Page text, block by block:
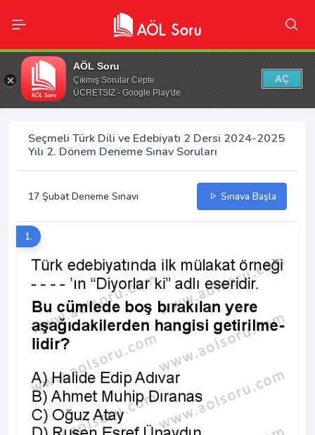
AÖL Soru
Çıkmış Sorular Cepte
ÜCRETSİZ - Google Play'de
AÇ
Seçmeli Türk Dili ve Edebiyatı 2 Dersi 2024-2025
Yılı 2. Dönem Deneme Sınav Soruları
17 Şubat Deneme Sınavı Sınava Başla
1.